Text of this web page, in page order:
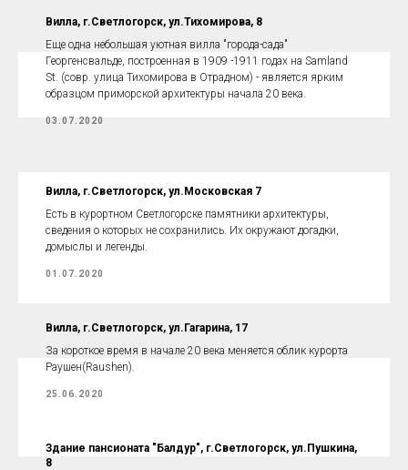
Вилла, г.Светлогорск, ул.Тихомирова, 8
Еще одна небольшая уютная вилла "города-сада"
Георгенсвальде, построенная в 1909 -1911 годах на Samland
St. (совр. улица Тихомирова в Отрадном) - является ярким
образцом приморской архитектуры начала 20 века.
03.07.2020
Вилла, г.Светлогорск, ул.Московская 7
Есть в курортном Светлогорске памятники архитектуры,
сведения о которых не сохранились. Их окружают догадки,
домыслы и легенды.
01.07.2020
Вилла, г.Светлогорск, ул.Гагарина, 17
За короткое время в начале 20 века меняется облик курорта
Раушен(Raushen).
25.06.2020
Здание пансионата "Балдур", г.Светлогорск, ул.Пушкина,
8